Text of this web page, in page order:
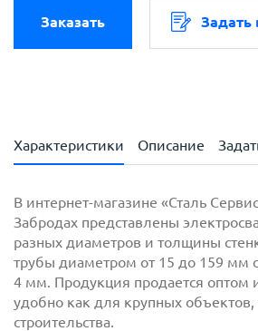
Заказать Задать
Характеристики Описание
В интернет-магазине «Сталь
Забродах представлены
разных диаметров и толщины
трубы диаметром от 15 до 159 мм
4 мм. Продукция продается оптом
удобно как для крупных объектов,
строительства.